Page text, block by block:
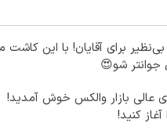
برای آقایان! با این کاشت
عالی بازار والکس خوش آمدید!
آغاز کنید!